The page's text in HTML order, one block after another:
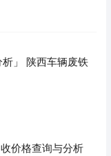
析」 陕西车辆废铁
价格查询与分析